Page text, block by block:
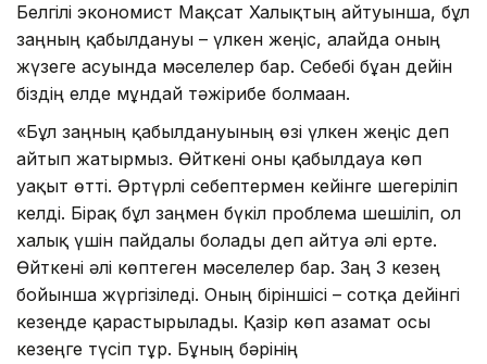
Белгілі экономист Мақсат Халықтың айтуынша, бұл
заңның қабылдануы – үлкен жеңіс, алайда оның
жүзеге асуында мәселелер бар. Себебі бұған дейін
біздің елде мұндай тәжірибе болмаған.
«Бұл заңның қабылдануының өзі үлкен жеңіс деп
айтып жатырмыз. Өйткені оны қабылдауға көп
уақыт өтті. Әртүрлі себептермен кейінге шегеріліп
келді. Бірақ бұл заңмен бүкіл проблема шешіліп, ол
халық үшін пайдалы болады деп айтуға әлі ерте.
Өйткені әлі көптеген мәселелер бар. Заң 3 кезең
бойынша жүргізіледі. Оның біріншісі – сотқа дейінгі
кезеңде қарастырылады. Қазір көп азамат осы
кезеңге түсіп тұр. Бұның бәрінің